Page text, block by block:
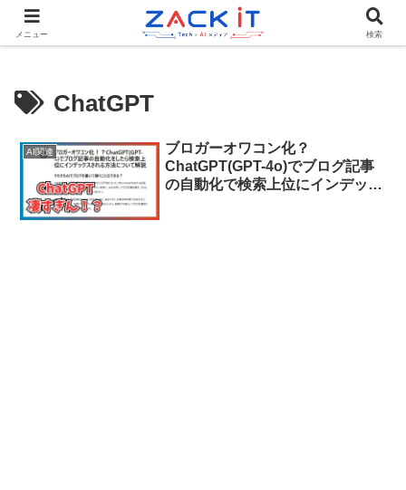
Tech×AIメディア『ZACK IT - 未来をもっと身近に』
ChatGPT
AI関連
ブロガーオワコン化？
ChatGPT(GPT-4o)でブログ記事
の自動化で検索上位にインデック
メニュー 検索